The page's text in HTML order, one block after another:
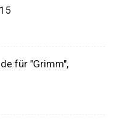
für "Grimm",